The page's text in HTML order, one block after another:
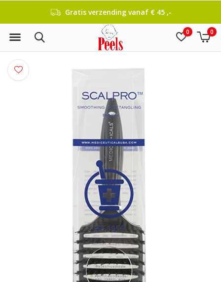
0 0
Gratis verzending vanaf € 45 ,-